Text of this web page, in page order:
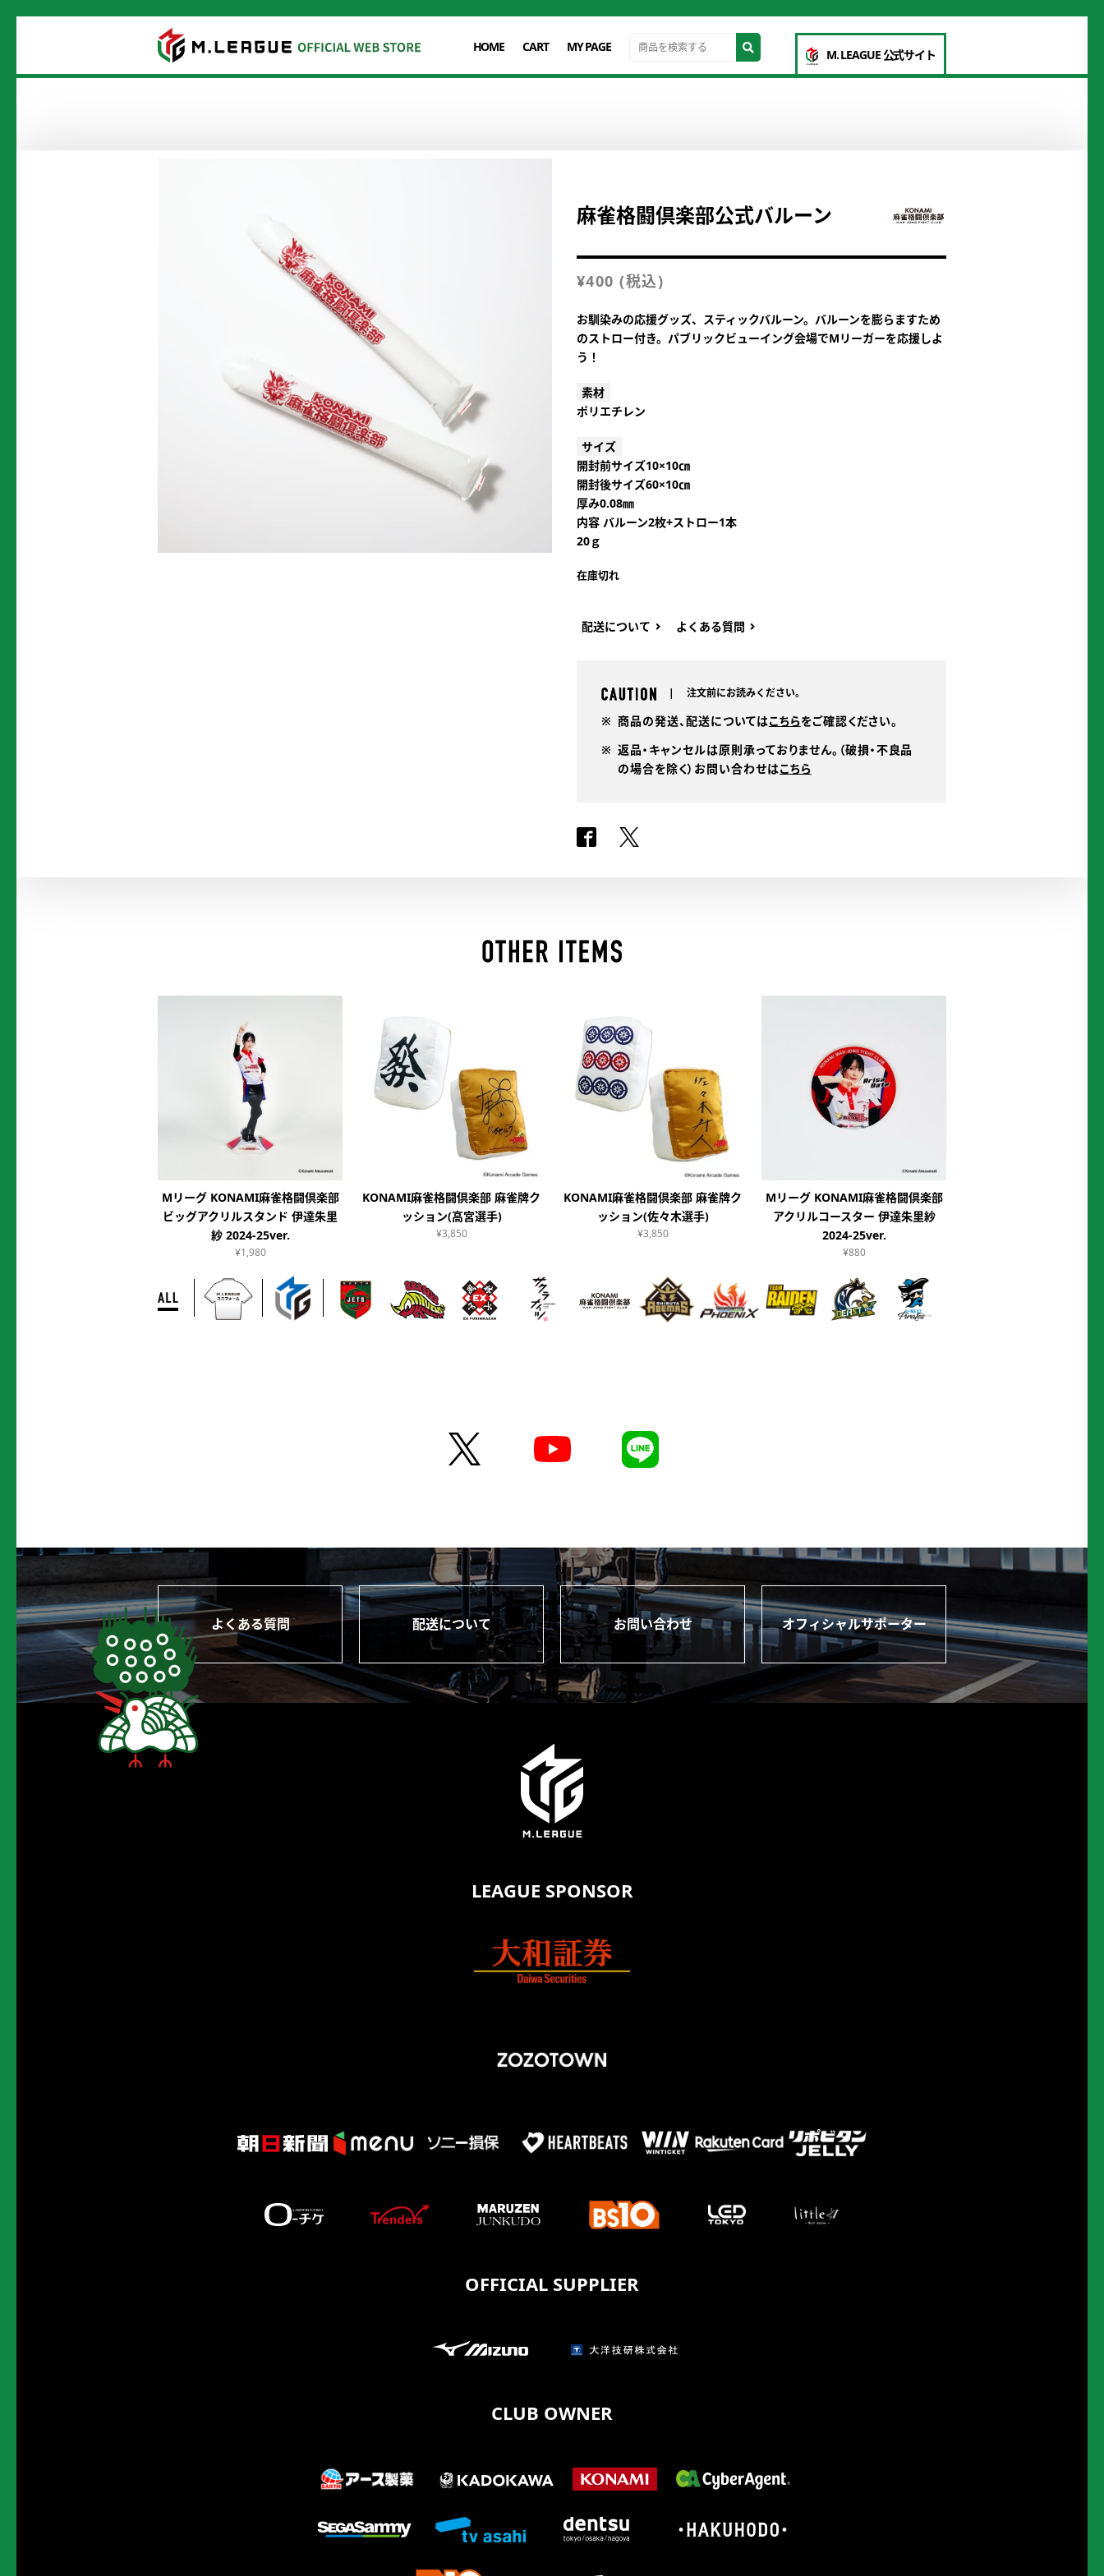
HOME CART MY PAGE
M. LEAGUE 公式サイト
麻雀格闘倶楽部公式バルーン
¥400 (税込)
お馴染みの応援グッズ、スティックバルーン。バルーンを膨らますため
のストロー付き。パブリックビューイング会場でMリーガーを応援しよ
う！
素材
ポリエチレン
サイズ
開封前サイズ10×10㎝
開封後サイズ60×10㎝
厚み0.08㎜
内容 バルーン2枚+ストロー1本
20ｇ
在庫切れ
配送について よくある質問
注文前にお読みください。
商品の発送、配送についてはこちらをご確認ください。
返品・キャンセルは原則承っておりません。（破損・不良品
の場合を除く）お問い合わせはこちらを
Mリーグ KONAMI麻雀格闘倶楽部
ビッグアクリルスタンド 伊達朱里
紗 2024-25ver.
¥1,980
KONAMI麻雀格闘倶楽部 麻雀牌ク
ッション(高宮選手)
¥3,850
KONAMI麻雀格闘倶楽部 麻雀牌ク
ッション(佐々木選手)
¥3,850
Mリーグ KONAMI麻雀格闘倶楽部
アクリルコースター 伊達朱里紗
2024-25ver.
¥880
よくある質問 配送について お問い合わせ オフィシャルサポーター
LEAGUE SPONSOR
OFFICIAL SUPPLIER
CLUB OWNER